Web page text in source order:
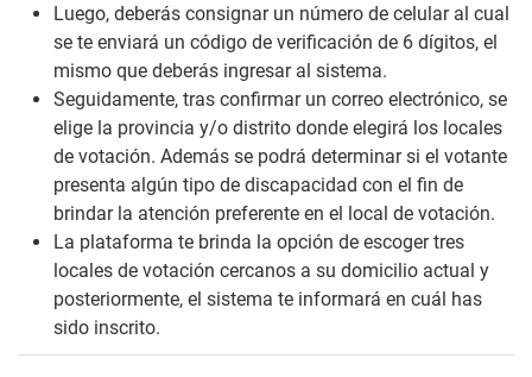
Luego, deberás consignar un número de celular al cual
se te enviará un código de verificación de 6 dígitos, el
mismo que deberás ingresar al sistema.
Seguidamente, tras confirmar un correo electrónico, se
elige la provincia y/o distrito donde elegirá los locales
de votación. Además se podrá determinar si el votante
presenta algún tipo de discapacidad con el fin de
brindar la atención preferente en el local de votación.
La plataforma te brinda la opción de escoger tres
locales de votación cercanos a su domicilio actual y
posteriormente, el sistema te informará en cuál has
sido inscrito.